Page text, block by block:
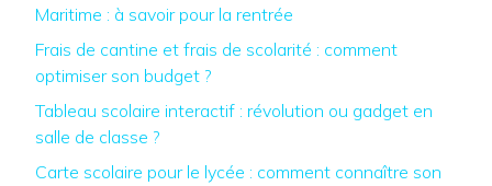
Maritime : à savoir pour la rentrée
Frais de cantine et frais de scolarité : comment
optimiser son budget ?
Tableau scolaire interactif : révolution ou gadget en
salle de classe ?
Carte scolaire pour le lycée : comment connaître son